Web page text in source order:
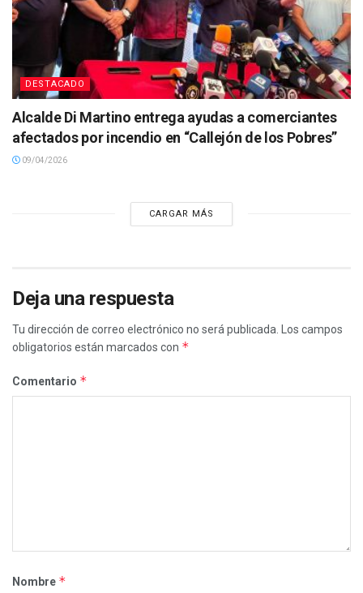
DESTACADO
Alcalde Di Martino entrega ayudas a comerciantes
afectados por incendio en “Callejón de los Pobres”
09/04/2026
CARGAR MÁS
Deja una respuesta
Tu dirección de correo electrónico no será publicada.
Los campos
obligatorios están marcados con *
Comentario *
Nombre *